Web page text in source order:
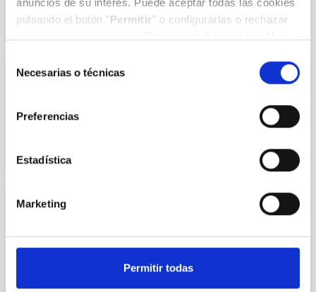
anuncios de su interés. Puede aceptar todas las cookies
pulsando el botón "Permitir" o configurarlas o rechazar
Necesarias o técnicas
Preferencias
Estadística
Marketing
Permitir todas
UROLOGÍA